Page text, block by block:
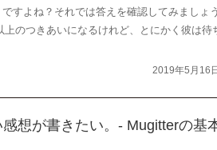
すよね？それでは答えを確認してみましょ
のつきあいになるけれど、とにかく彼は待
2019年5月16日
想が書きたい。- Mugitterの基